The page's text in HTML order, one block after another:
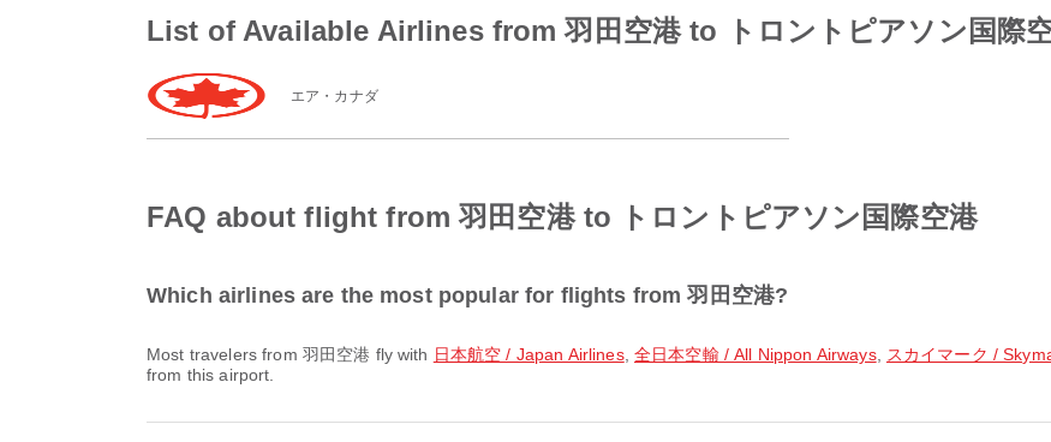
List of Available Airlines from 羽田空港 to トロントピアソン国際
エア・カナダ
FAQ about flight from 羽田空港 to トロントピアソン国際空港
Which airlines are the most popular for flights from 羽田空港?
Most travelers from 羽田空港 fly with 日本航空 / Japan Airlines, 全日本空輸 / All Nippon Airways, スカイマーク /
from this airport.